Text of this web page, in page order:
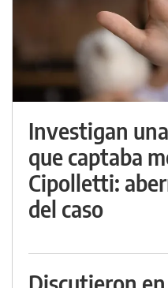
Investigan
que captaba
Cipolletti:
del caso